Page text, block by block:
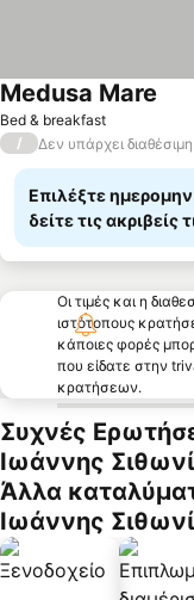
Bed & breakfast
Medusa Mare
/ Δεν υπάρχει
Επιλέξτε
δείτε τις ακριβείς
Οι τιμές και η
ιστότοπους
κάποιες φορές
που είδατε στην
κρατήσεων.
Συχνές
Ιωάννης
Άλλα
Ιωάννης